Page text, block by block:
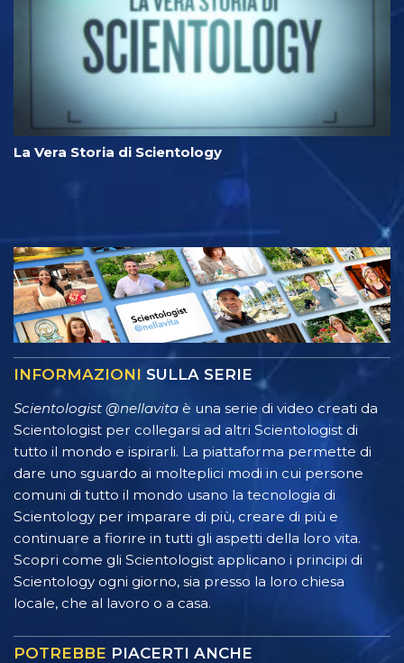
La Vera Storia di Scientology
INFORMAZIONI SULLA SERIE
Scientologist @nellavita è una serie di video creati da
Scientologist per collegarsi ad altri Scientologist di
tutto il mondo e ispirarli. La piattaforma permette di
dare uno sguardo ai molteplici modi in cui persone
comuni di tutto il mondo usano la tecnologia di
Scientology per imparare di più, creare di più e
continuare a fiorire in tutti gli aspetti della loro vita.
Scopri come gli Scientologist applicano i principi di
Scientology ogni giorno, sia presso la loro chiesa
locale, che al lavoro o a casa.
POTREBBE PIACERTI ANCHE